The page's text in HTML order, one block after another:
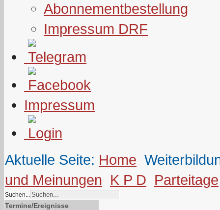
Abonnementbestellung
Impressum DRF
Impressum
Aktuelle Seite: Home
und Meinungen K P D Parteitage
Suchen...
Termine/Ereignisse